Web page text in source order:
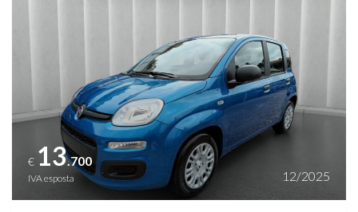
€ 13.700
IVA esposta 12/2025